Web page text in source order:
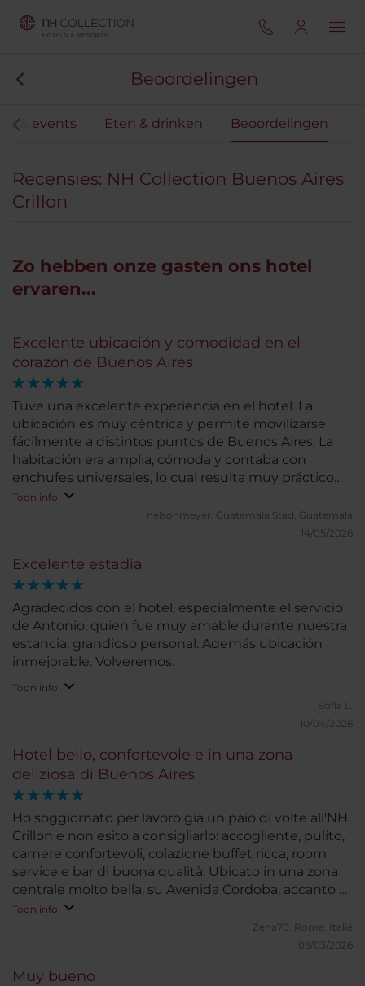
Beoordelingen
& events Eten & drinken Beoordelingen
Recensies: NH Collection Buenos Aires
Crillon
Zo hebben onze gasten ons hotel
ervaren...
Excelente ubicación y comodidad en el
corazón de Buenos Aires
Tuve una excelente experiencia en el hotel. La
ubicación es muy céntrica y permite movilizarse
fácilmente a distintos puntos de Buenos Aires. La
habitación era amplia, cómoda y contaba con
enchufes universales, lo cual resulta muy práctico
para viajeros internacionales. El desayuno bufet
tiene lo necesario para satisfacer el apetito y
comenzar bien el día. Además, el hotel cuenta con
estadía. Sin duda, una opción muy cómoda y
recomendable para hospedarse en la ciudad.
Toon info
nelsonmeyer. Guatemala Stad, Guatemala
14/05/2026
Excelente estadía
Agradecidos con el hotel, especialmente el servicio
de Antonio, quien fue muy amable durante nuestra
estancia; grandioso personal. Además ubicación
inmejorable. Volveremos.
Toon info
Sofia L.
10/04/2026
Hotel bello, confortevole e in una zona
deliziosa di Buenos Aires
Ho soggiornato per lavoro già un paio di volte all'NH
Crillon e non esito a consigliarlo: accogliente, pulito,
camere confortevoli, colazione buffet ricca, room
service e bar di buona qualità. Ubicato in una zona
centrale molto bella, su Avenida Cordoba, accanto a
palazzi molto eleganti e con accesso facile a zone
con ristoranti di alto livello. Consiglierei anche per
Toon info
Zena70. Rome, Italië
09/03/2026
Muy bueno